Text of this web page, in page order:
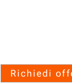
Richiedi